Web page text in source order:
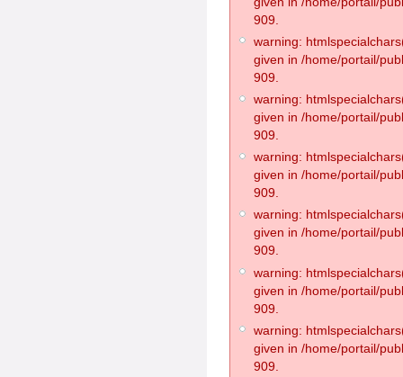
909.
warning:
given in /home/portail/
909.
warning:
given in /home/portail/
909.
warning:
given in /home/portail/
909.
warning:
given in /home/portail/
909.
warning:
given in /home/portail/
909.
warning:
given in /home/portail/
909.